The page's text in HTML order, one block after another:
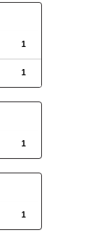
1
1
1
1